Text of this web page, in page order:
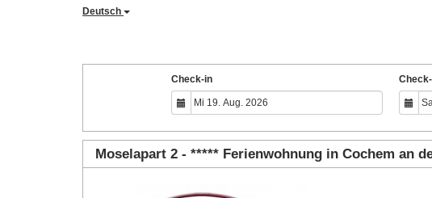
Deutsch
Check-in
Moselapart 2 - ***** Ferienwohnung in Cochem an